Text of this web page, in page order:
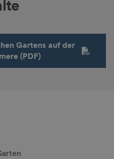
Gartens auf der
(PDF)